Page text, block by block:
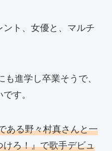
ト、女優と、マルチ
進学し卒業そうで、
す。
ある野々村真さんと一
ろ！』で歌手デビュ